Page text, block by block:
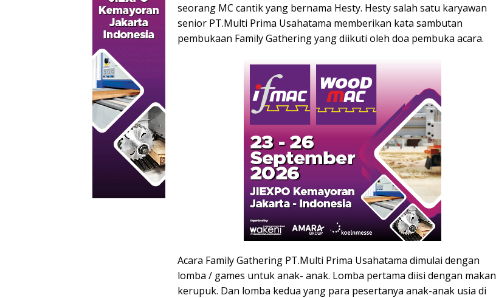
seorang MC cantik yang bernama Hesty. Hesty salah satu karyawan
senior PT.Multi Prima Usahatama memberikan kata sambutan
pembukaan Family Gathering yang diikuti oleh doa pembuka acara.
Acara Family Gathering PT.Multi Prima Usahatama dimulai dengan
lomba / games untuk anak- anak. Lomba pertama diisi dengan makan
kerupuk. Dan lomba kedua yang para pesertanya anak-anak usia di